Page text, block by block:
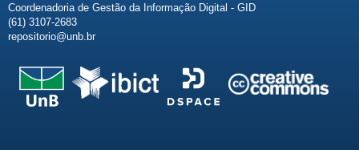
Coordenadoria de Gestão da Informação Digital - GID
(61) 3107-2683
repositorio@unb.br